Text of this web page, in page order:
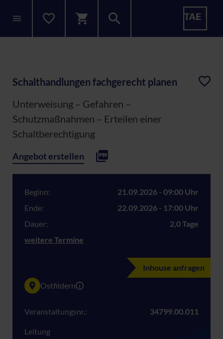
Schalthandlungen fachgerecht planen
Unterweisung – Gefahren –
Schutzmaßnahmen – Erteilen einer
Schaltberechtigung
Angebot erstellen
Beginn:
21.09.2026 - 09:00 Uhr
Ende:
22.09.2026 - 17:00 Uhr
Dauer:
2,0 Tage
weitere Termine
Inhouse anfragen
Ostfildern
Veranstaltungsnr.: 34799.00.011
Leitung